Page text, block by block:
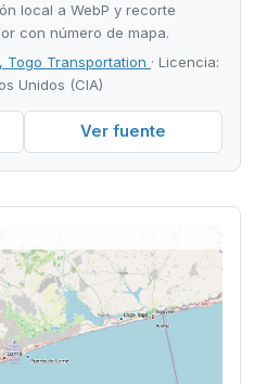
local a WebP y recorte
con número de mapa.
Togo Transportation · Licencia:
Unidos (CIA)
Ver fuente